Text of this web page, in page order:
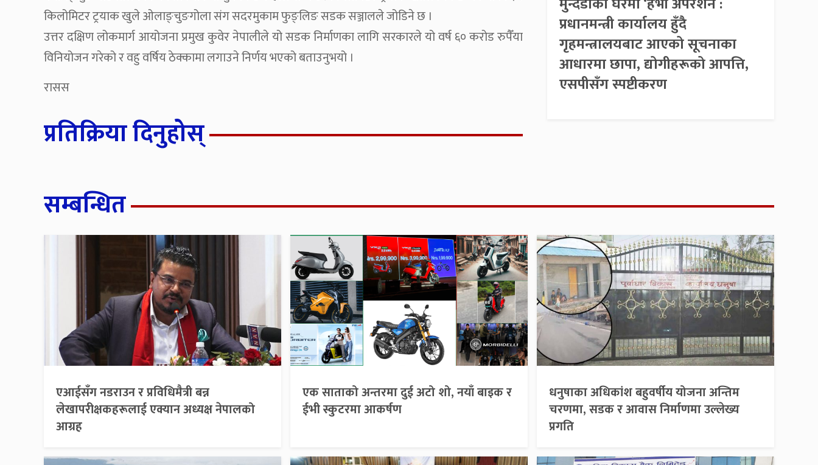
किलोमिटर ट्रयाक खुले ओलाङ्चुङगोला संग सदरमुकाम फुङ्लिङ सडक सञ्जालले जोडिने छ ।
उत्तर दक्षिण लोकमार्ग आयोजना प्रमुख कुवेर नेपालीले यो सडक निर्माणका लागि सरकारले यो वर्ष ६० करोड रुपैँया
विनियोजन गरेको र वहु वर्षिय ठेक्कामा लगाउने निर्णय भएको बताउनुभयो ।
रासस
प्रतिक्रिया दिनुहोस्
प्रधानमन्त्री कार्यालय हुँदै
गृहमन्त्रालयबाट आएको सूचनाका
आधारमा छापा, द्योगीहरूको आपत्ति,
एसपीसँग स्पष्टीकरण
सम्बन्धित
एआईसँग नडराउन र प्रविधिमैत्री बन्न
लेखापरीक्षकहरूलाई एक्यान अध्यक्ष नेपालको
आग्रह
एक साताको अन्तरमा दुई अटो शो, नयाँ बाइक र
ईभी स्कुटरमा आकर्षण
धनुषाका अधिकांश बहुवर्षीय योजना अन्तिम
चरणमा, सडक र आवास निर्माणमा उल्लेख्य
प्रगति